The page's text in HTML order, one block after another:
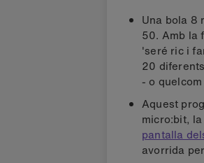
Una bola 8
50. Amb la
'seré ric i
20
- o
Aquest
micro:bit,
pantalla
avorrida